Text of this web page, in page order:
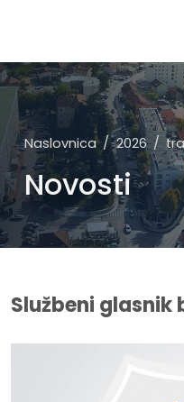
Naslovnica 2026
Novosti
Službeni glasnik